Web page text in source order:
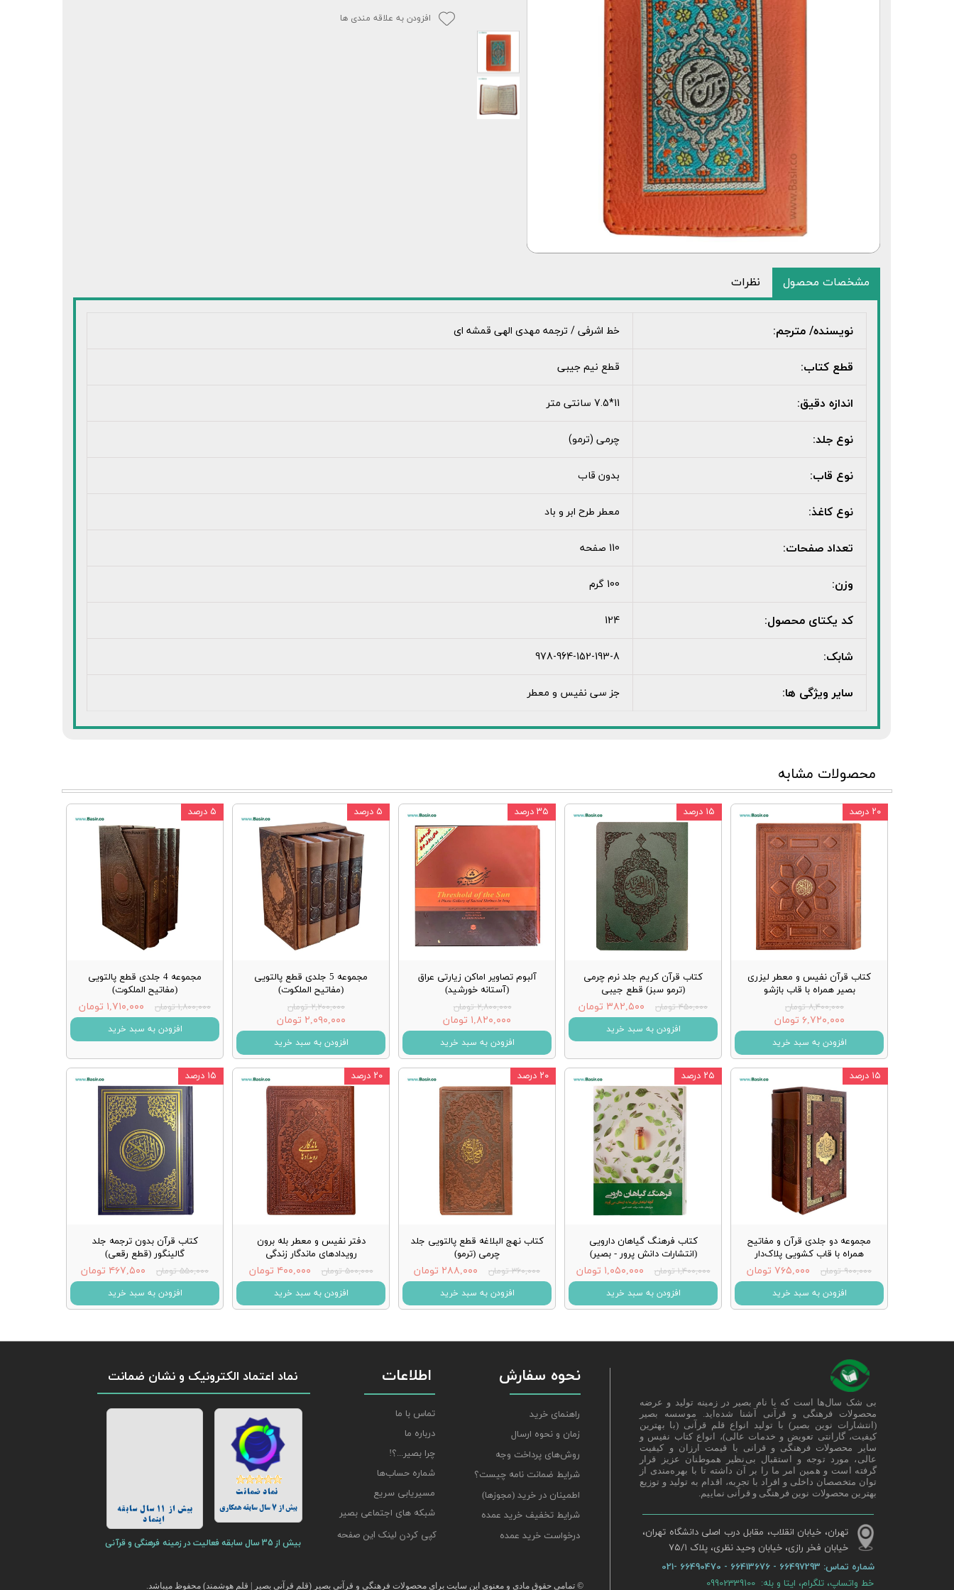
افزودن به علاقه مندی ها
مشخصات محصول نظرات
نویسنده/ مترجم: خط اشرفی / ترجمه مهدی الهی قمشه ای
قطع کتاب: قطع نیم جیبی
اندازه دقیق: 11*7.5 سانتی متر
نوع جلد: چرمی (ترمو)
نوع قاب: بدون قاب
نوع کاغذ: معطر طرح ابر و باد
تعداد صفحات: 110 صفحه
وزن: 100 گرم
کد یکتای محصول: 124
شابک: 978-964-152-193-8
سایر ویژگی ها: جز سی نفیس و معطر
محصولات مشابه
کتاب قرآن نفیس و معطر لیزری
بصیر همراه با قاب بازشو
۸,۴۰۰,۰۰۰ تومان
۶,۷۲۰,۰۰۰ تومان
افزودن به سبد خرید
۲۰ درصد
کتاب قرآن کریم جلد نرم چرمی
(ترمو سبز) قطع جیبی
۴۵۰,۰۰۰ تومان ۳۸۲,۵۰۰ تومان
افزودن به سبد خرید
۱۵ درصد
آلبوم تصاویر اماکن زیارتی عراق
(آستانه خورشید)
۲,۸۰۰,۰۰۰ تومان
۱,۸۲۰,۰۰۰ تومان
افزودن به سبد خرید
۳۵ درصد
مجموعه 5 جلدی قطع پالتویی
(مفاتیح الملکوت)
۲,۲۰۰,۰۰۰ تومان
۲,۰۹۰,۰۰۰ تومان
افزودن به سبد خرید
۵ درصد
مجموعه 4 جلدی قطع پالتویی
(مفاتیح الملکوت)
۱,۸۰۰,۰۰۰ تومان ۱,۷۱۰,۰۰۰ تومان
افزودن به سبد خرید
۵ درصد
مجموعه دو جلدی قرآن و مفاتیح
همراه با قاب کشویی پلاک‌دار
۹۰۰,۰۰۰ تومان ۷۶۵,۰۰۰ تومان
افزودن به سبد خرید
۱۵ درصد
کتاب فرهنگ گیاهان دارویی
(انتشارات دانش پرور - بصیر)
۱,۴۰۰,۰۰۰ تومان ۱,۰۵۰,۰۰۰ تومان
افزودن به سبد خرید
۲۵ درصد
کتاب نهج البلاغه قطع پالتویی جلد
چرمی (ترمو)
۳۶۰,۰۰۰ تومان ۲۸۸,۰۰۰ تومان
افزودن به سبد خرید
۲۰ درصد
دفتر نفیس و معطر بله برون
رویدادهای ماندگار زندگی
۵۰۰,۰۰۰ تومان ۴۰۰,۰۰۰ تومان
افزودن به سبد خرید
۲۰ درصد
کتاب قرآن بدون ترجمه جلد
گالینگور (قطع رقعی)
۵۵۰,۰۰۰ تومان ۴۶۷,۵۰۰ تومان
افزودن به سبد خرید
۱۵ درصد
نحوه سفارش
راهنمای خرید
زمان و نحوه ارسال
روش‌های پرداخت وجه
شرایط ضمانت نامه چیست؟
اطمینان در خرید (مجوزها)
شرایط تخفیف خرید عمده
درخواست خرید عمده
© تمامی حقوق مادی و معنوی این سایت برای محصولات فرهنگی و قرآنی بصیر (قلم قرآنی بصیر | قلم هوشمند) محفوظ میباشد.
نماد اعتماد الکترونیک و نشان ضمانت
بیش از 11 سال سابقه
اینماد
بیش از 35 سال سابقه فعالیت در زمینه فرهنگی و قرآنی
بیش از 7 سال سابقه همکاری
اطلاعات
تماس با ما
درباره ما
چرا بصیر...؟!
شماره حساب‌ها
مسیریابی سریع
شبکه های اجتماعی بصیر
تهران، خیابان انقلاب، مقابل درب اصلی دانشگاه تهران،
خیابان فخر رازی، خیابان وحید نظری، پلاک ۷۵/۱​​​​​​​
شماره تماس:
بی شک سال‌ها است که با نام بصیر در زمینه تولید و عرضه
محصولات فرهنگی و قرآنی آشنا شده‌اید. موسسه بصیر
(انتشارات نوین بصیر) با تولید انواع قلم قرآنی (با بهترین
کیفیت، گارانتی تعویض و خدمات عالی)، انواع کتاب نفیس و
سایر محصولات فرهنگی و قرانی با قیمت ارزان و کیفیت
عالی، مورد توجه و استقبال بی‌نظیر هموطنان عزیز قرار
گرفته است و همین امر ما را بر آن داشته تا با بهره‌مندی از
توان متخصصان داخلی و افراد با تجربه، اقدام به تولید و توزیع
بهترین محصولات نوین فرهنگی و قرآنی نماییم.
خط واتساپ، تلگرام، ایتا و بله: 09902339100
کپی کردن لینک این صفحه